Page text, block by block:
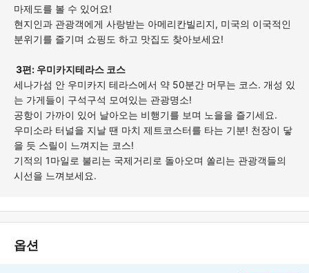
마제도를 볼 수 있어요!
현지인과 관광객에게 사랑받는 아메리칸빌리지, 미국의 이국적인
분위기를 즐기며 쇼핑도 하고 맛집도 찾아보세요!
3편: 우미카지테라스 코스
세나가섬 안 우미카지 테라스에서 약 50분간 머무는 코스. 개성 있
는 가게들이 구석구석 모여있는 관광명소!
공항이 가까이 있어 날아오는 비행기를 보며 노을을 즐기세요.
우미소라 터널을 지날 땐 마치 제트코스터를 타는 기분! 천장이 닿
을 듯 스릴이 느껴지는 코스!
기적의 1마일로 불리는 국제거리로 돌아오며 쏠리는 관광객들의
시선을 느껴보세요.
옵션